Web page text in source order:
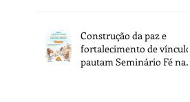
Construção da paz e
fortalecimento de vínculos
pautam Seminário Fé na